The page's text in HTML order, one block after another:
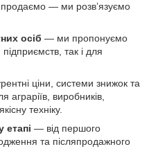
— ми розв’язуємо
осіб — ми пропонуємо
так і для
ціни, системи знижок та
аграріїв, виробників,
техніку.
етапі — від першого
та післяпродажного